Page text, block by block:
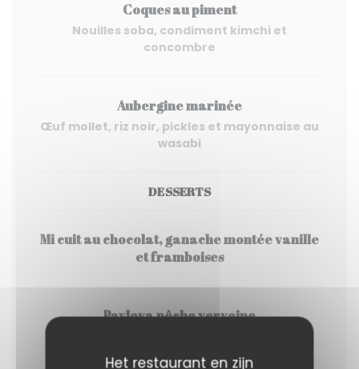
Het restaurant en zijn
Coques au piment
Nouilles soba, condiment kimchi et
concombre
Aubergine marinée
Œuf mollet, riz noir, pickles et mayonnaise au
wasabi
DESSERTS
Mi cuit au chocolat, ganache montée vanille
et framboises
Pavlova pêche verveine